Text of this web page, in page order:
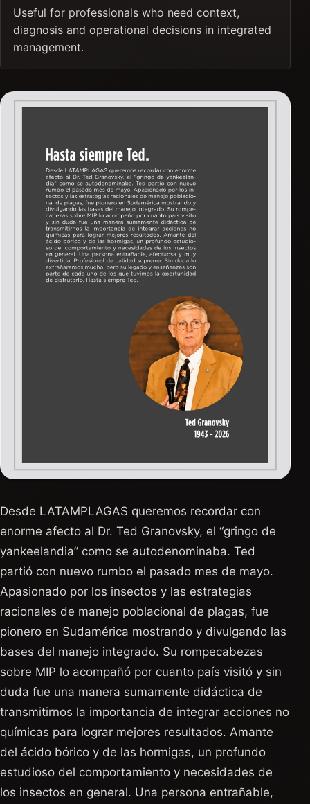
Useful for professionals who need context,
diagnosis and operational decisions in integrated
management.
Desde LATAMPLAGAS queremos recordar con
enorme afecto al Dr. Ted Granovsky, el “gringo de
yankeelandia” como se autodenominaba. Ted
partió con nuevo rumbo el pasado mes de mayo.
Apasionado por los insectos y las estrategias
racionales de manejo poblacional de plagas, fue
pionero en Sudamérica mostrando y divulgando las
bases del manejo integrado. Su rompecabezas
sobre MIP lo acompañó por cuanto país visitó y sin
duda fue una manera sumamente didáctica de
transmitirnos la importancia de integrar acciones no
químicas para lograr mejores resultados. Amante
del ácido bórico y de las hormigas, un profundo
estudioso del comportamiento y necesidades de
los insectos en general. Una persona entrañable,